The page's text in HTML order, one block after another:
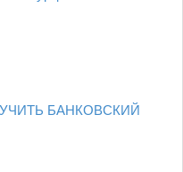
БАНКОВСКИЙ